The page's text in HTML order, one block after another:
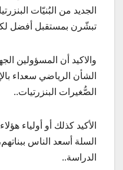
الجديد من البُنيّات
تبشّرن بمستقبل أفضل
والاكيد أن المسؤولين
الشأن الرياضي سعداء
الصُّغيرات البنزرتيات..
الأكيد كذلك أو أولياء
السلة أسعد الناس
الدراسة..